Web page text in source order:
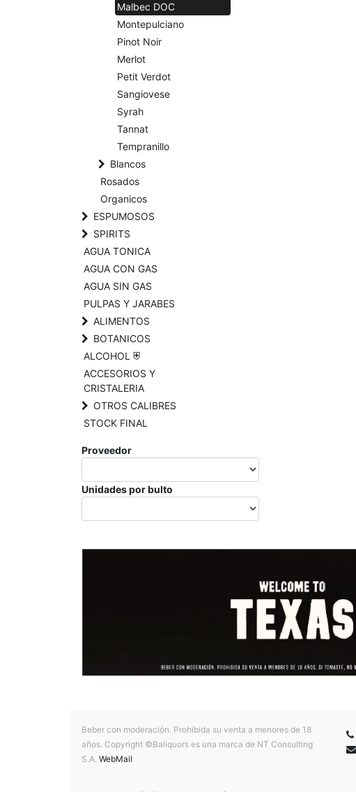
Malbec DOC
Montepulciano
Pinot Noir
Merlot
Petit Verdot
Sangiovese
Syrah
Tannat
Tempranillo
Blancos
Rosados
Organicos
ESPUMOSOS
SPIRITS
AGUA TONICA
AGUA CON GAS
AGUA SIN GAS
PULPAS Y JARABES
ALIMENTOS
BOTANICOS
ALCOHOL ⛨
ACCESORIOS Y
CRISTALERIA
OTROS CALIBRES
STOCK FINAL
Proveedor
Unidades por bulto
Beber con moderación. Prohibida su venta a menores de 18
años. Copyright ©Baliquors es una marca de NT Consulting
S.A. WebMail